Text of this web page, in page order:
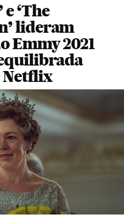
‘The
lideram
Emmy 2021
Netflix